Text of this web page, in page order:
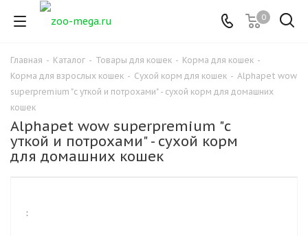
0
Главная - Каталог - Товары для кошек - Корма для кошек -
Корма для взрослых кошек - Сухой корм для кошек - Alphapet wow
superpremium "с уткой и потрохами" - сухой корм для домашних
кошек
Alphapet wow superpremium "с
уткой и потрохами" - сухой корм
для домашних кошек
: